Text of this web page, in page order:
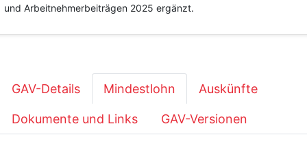
und Arbeitnehmerbeiträgen 2025 ergänzt.
GAV-Details Mindestlohn Auskünfte
Dokumente und Links GAV-Versionen